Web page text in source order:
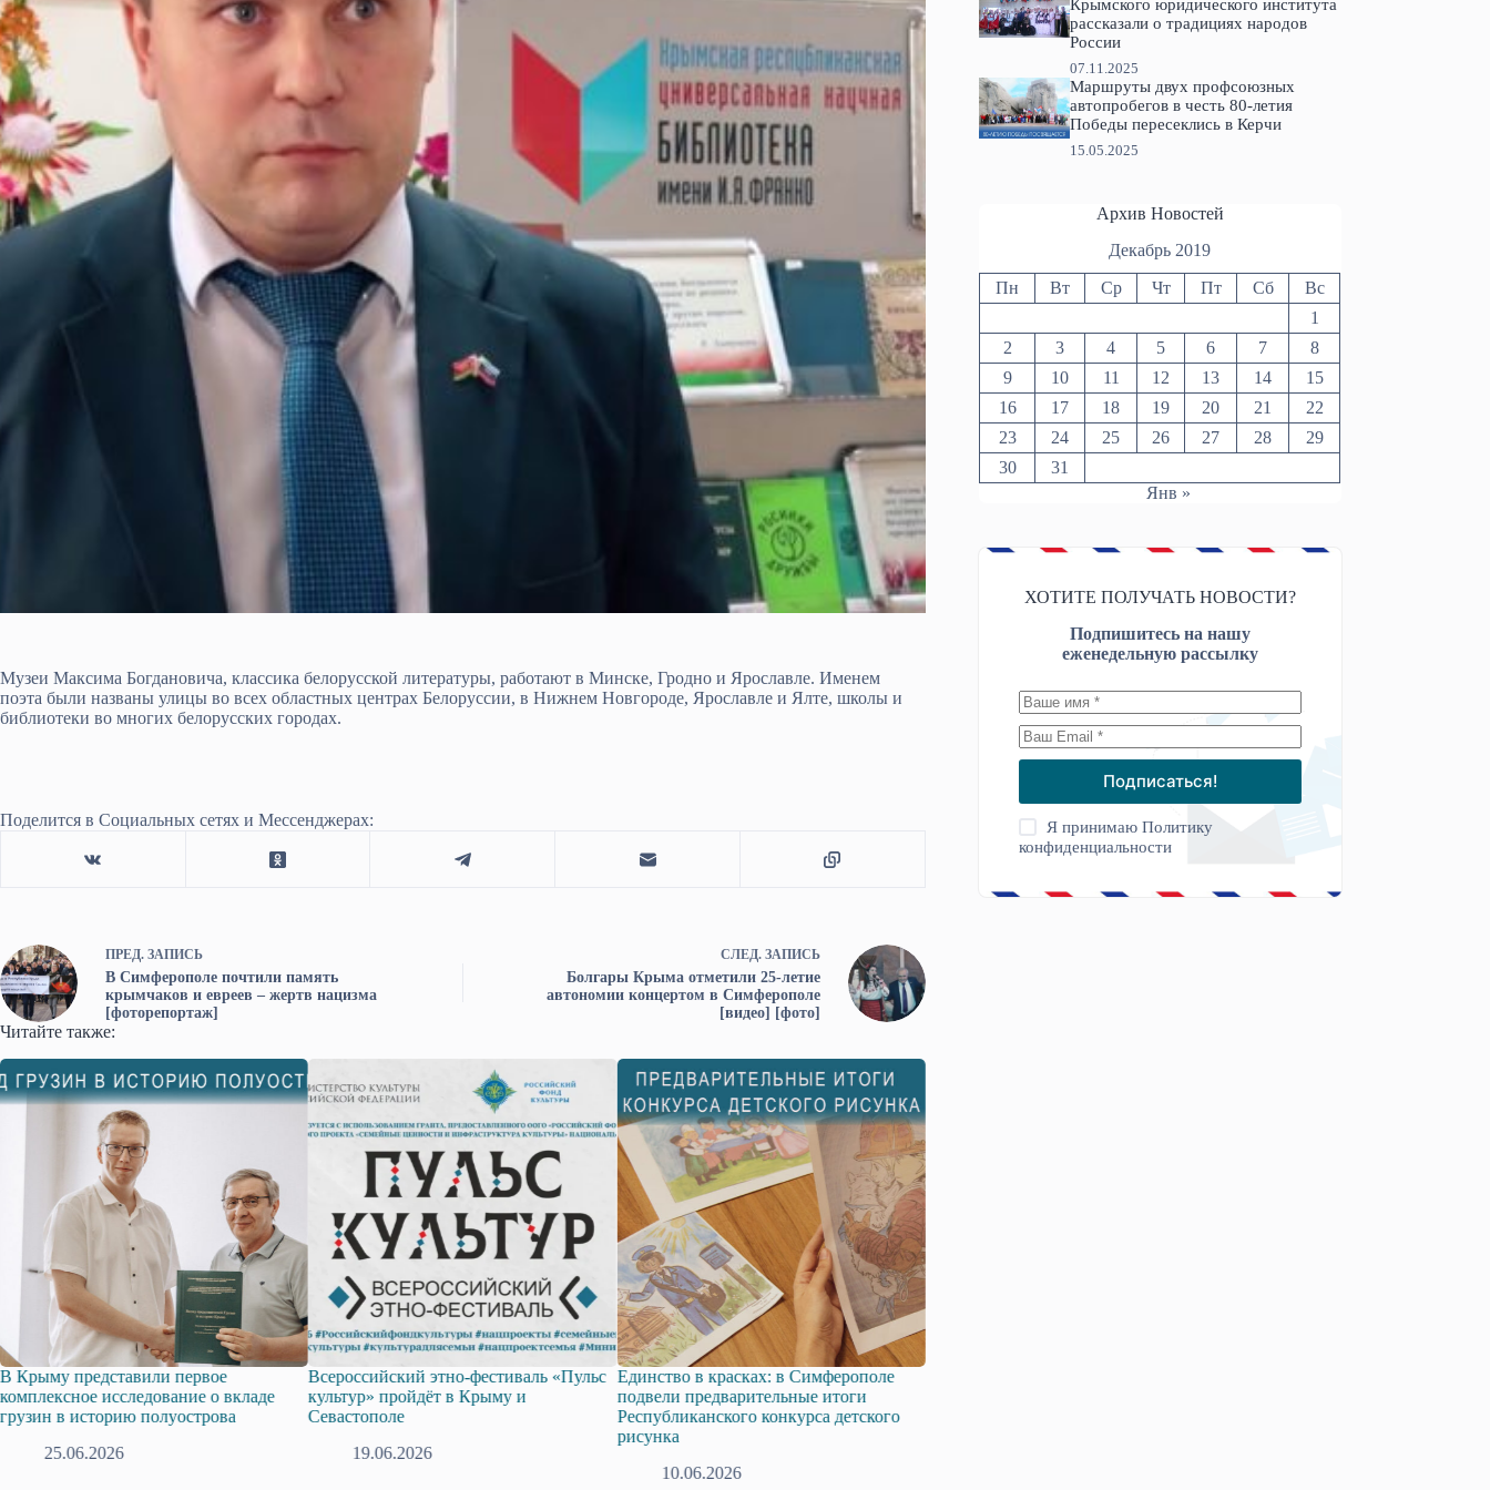
Музеи Максима Богдановича, классика белорусской литературы, работают в Минске, Гродно и Ярославле. Именем
поэта были названы улицы во всех областных центрах Белоруссии, в Нижнем Новгороде, Ярославле и Ялте, школы и
библиотеки во многих белорусских городах.
Поделится в Социальных сетях и Мессенджерах:
ПРЕД. ЗАПИСЬ
В Симферополе почтили память
крымчаков и евреев – жертв нацизма
[фоторепортаж]
СЛЕД. ЗАПИСЬ
Болгары Крыма отметили 25-летие
автономии концертом в Симферополе
[видео] [фото]
Читайте также:
В Крыму представили первое
комплексное исследование о вкладе
грузин в историю полуострова
25.06.2026
Всероссийский этно-фестиваль «Пульс
культур» пройдёт в Крыму и
Севастополе
19.06.2026
Единство в красках: в Симферополе
подвели предварительные итоги
Республиканского конкурса детского
рисунка
10.06.2026
Крымского юридического института
рассказали о традициях народов
России
07.11.2025
Маршруты двух профсоюзных
автопробегов в честь 80-летия
Победы пересеклись в Керчи
15.05.2025
Архив Новостей
Декабрь 2019
Пн Вт Ср Чт Пт Сб
Вс
1
2
3 4 5 6 7
8
9
10 11 12 13 14
15
16
17 18 19 20 21
22
23
24 25 26 27 28
29
30
31
Янв »
ХОТИТЕ ПОЛУЧАТЬ НОВОСТИ?
Подпишитесь на нашу
еженедельную рассылку
Подписаться!
Я принимаюПолитику
конфиденциальности